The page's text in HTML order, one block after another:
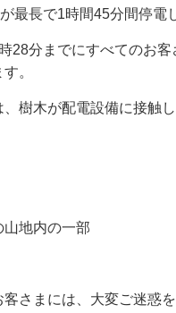
最長で1時間45分間停電
28分までにすべてのお
。
樹木が配電設備に接触
山地内の一部
さまには、大変ご迷惑